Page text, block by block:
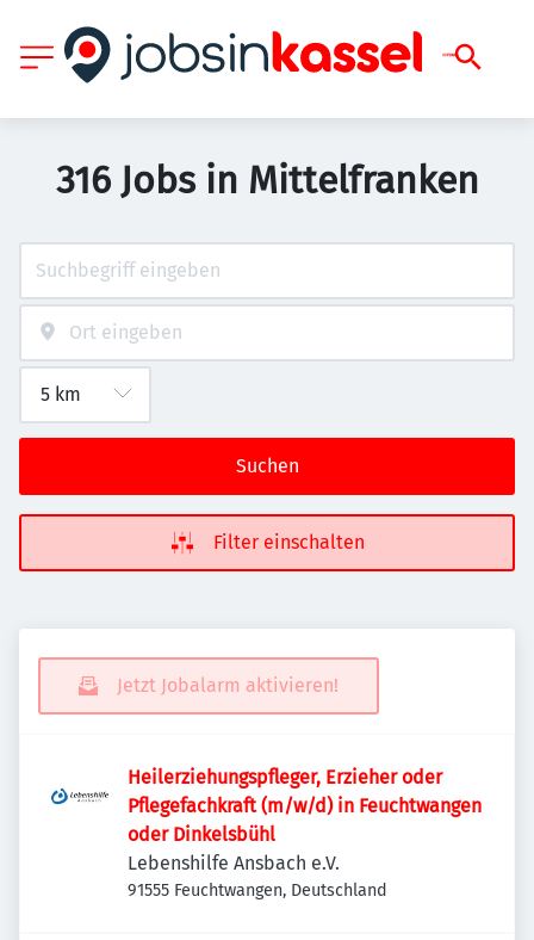
316 Jobs in Mittelfranken
Suchen
Filter einschalten
Jetzt Jobalarm aktivieren!
Heilerziehungspfleger, Erzieher oder
Pflegefachkraft (m/w/d) in Feuchtwangen
oder Dinkelsbühl
Lebenshilfe Ansbach e.V.
91555 Feuchtwangen, Deutschland